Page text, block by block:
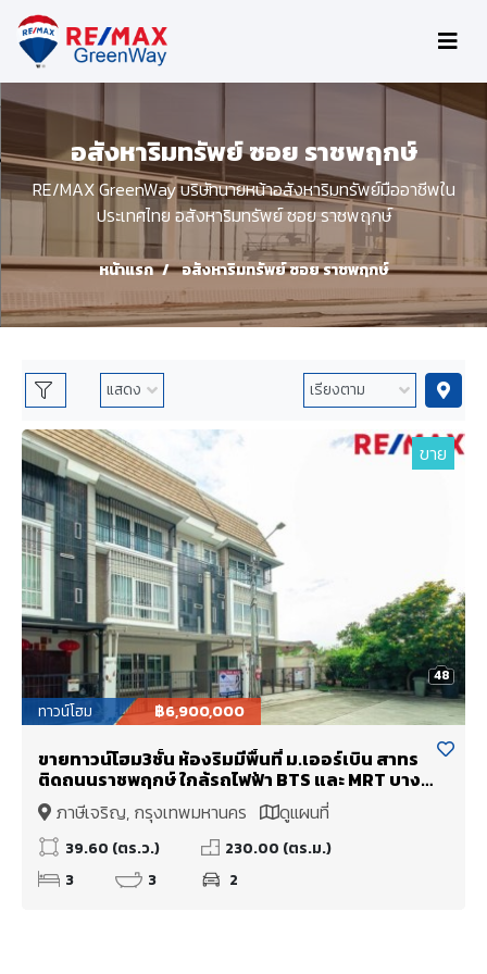
อสังหาริมทรัพย์ ซอย ราชพฤกษ์
RE/MAX GreenWay บริษัทนายหน้าอสังหาริมทรัพย์มืออาชีพใน
ประเทศไทย อสังหาริมทรัพย์ ซอย ราชพฤกษ์
หน้าแรก อสังหาริมทรัพย์ ซอย ราชพฤกษ์
48
ขาย
ทาวน์โฮม ฿6,900,000
ขายทาวน์โฮม3ชั้น ห้องริมมีพื้นที่ ม.เออร์เบิน สาทร
ติดถนนราชพฤกษ์ ใกล้รถไฟฟ้า BTS และ MRT บาง
หว้าภาษีเจริญ, กรุงเทพมหานคร ดูแผนที่
39.60 (ตร.ว.)
230.00 (ตร.ม.)
3
3 2